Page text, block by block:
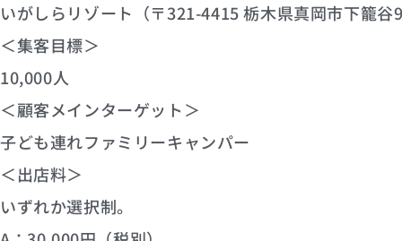
いがしらリゾート（〒321-4415 栃木県真岡市下籠谷
＜集客目標＞
10,000人
＜顧客メインターゲット＞
子ども連れファミリーキャンパー
＜出店料＞
いずれか選択制。